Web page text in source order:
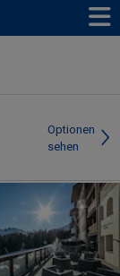
Optionen
sehen